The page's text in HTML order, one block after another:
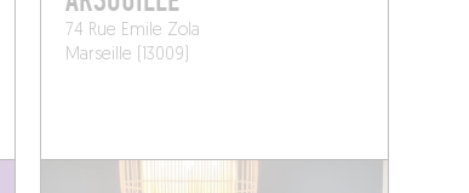
74 Rue Emile Zola
Marseille (13009)